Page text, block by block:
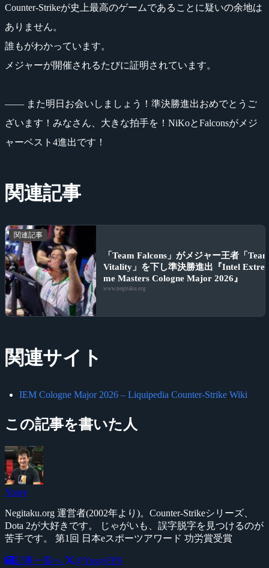
Counter-Strikeが史上最高のゲームであることに疑いの余地は
ありません。
誰もがわかっています。
メジャーが開催されるたびに証明されています。
―― また明日お会いしましょう！準決勝進出おめでとうご
ざいます！みなさん、大きな拍手を！NiKoとFalconsがメジ
ャーベスト4進出です！
関連記事
関連記事
「Team Falcons」がメジャー王者「
Vitality」を下し準決勝進出『Intel Extre
me Masters Cologne Major 2026』
www.negitaku.org
関連サイト
IEM Cologne Major 2026 – Liquipedia Counter-Strike Wiki
この記事を書いた人
Yossy
Negitaku.org 運営者(2002年より)。Counter-Strikeシリーズ、
Dota 2が大好きです。 じゃがいも、誤字脱字を見つけるのが
苦手です。 第1回 日本eスポーツアワード 功労賞受賞
記事一覧へ @YossyFPS